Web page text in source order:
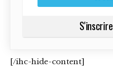
S'inscrire
[/ihc-hide-content]